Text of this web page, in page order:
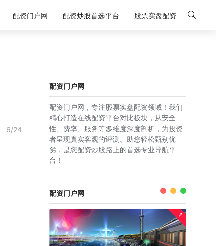
配资门户网 配资炒股首选平台 股票实盘配资
6/24
配资门户网
配资门户网，专注股票实盘配资领域！我们
精心打造在线配资平台对比板块，从安全
性、费率、服务等多维度深度剖析，为投资
者呈现真实客观的评测。助您轻松甄别优
劣，是您配资炒股路上的首选专业导航平
台！
配资门户网
1